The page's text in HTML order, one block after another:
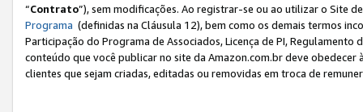
“Contrato”), sem modificações. Ao registrar-se ou ao utilizar o Site
Programa (definidas na Cláusula 12), bem como os demais termos
Participação do Programa de Associados, Licença de PI,
conteúdo que você publicar no site da Amazon.com.br deve
clientes que sejam criadas, editadas ou removidas em troca de